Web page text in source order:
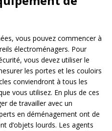
vous pouvez commencer à
électroménagers. Pour
vous devez utiliser le
les portes et les couloirs
conviendront à tous les
vous utilisez. En plus de ces
de travailler avec un
en déménagement ont de
d’objets lourds. Les agents